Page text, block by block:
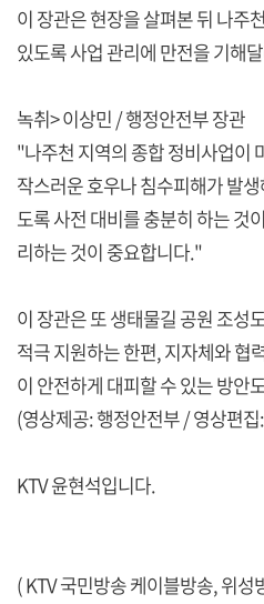
이 장관은 현장을 살펴본 뒤 나주
있도록 사업 관리에 만전을 기해
녹취> 이상민 / 행정안전부 장관
"나주천 지역의 종합 정비사업이
작스러운 호우나 침수피해가 발
도록 사전 대비를 충분히 하는 것
리하는 것이 중요합니다."
이 장관은 또 생태물길 공원 조성
적극 지원하는 한편, 지자체와 협
이 안전하게 대피할 수 있는 방안
(영상제공: 행정안전부 / 영상편
KTV 윤현석입니다.
( KTV 국민방송 케이블방송, 위성